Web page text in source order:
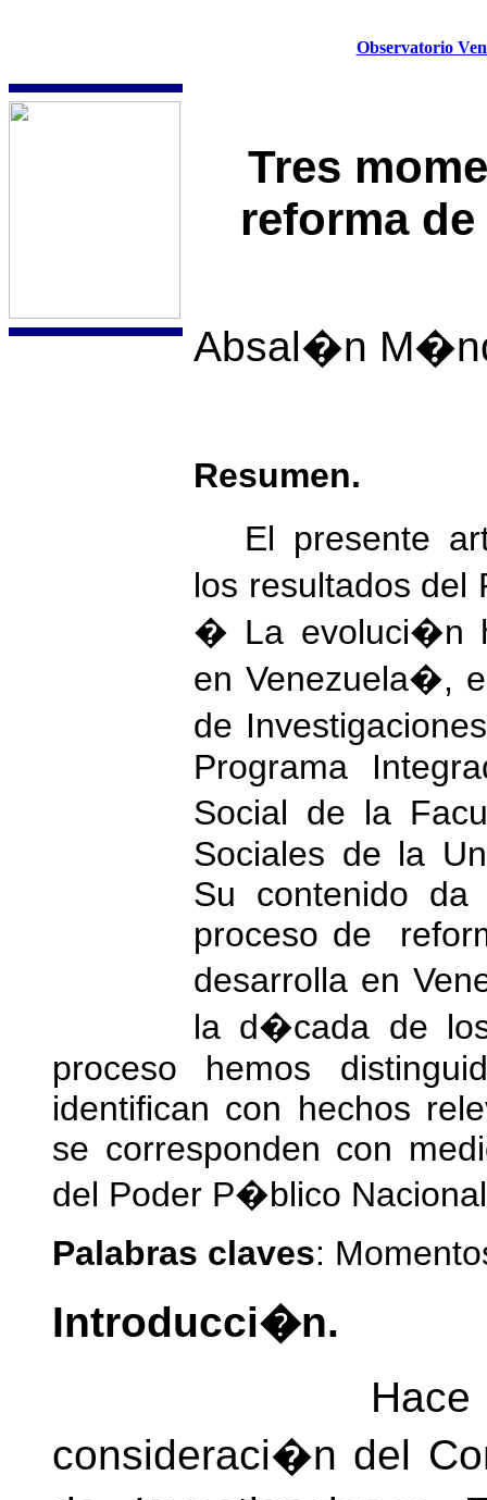
Observatorio
Tres
reforma
Absal�n
Resumen.
El presente
los resultados
� La evoluci�n
en Venezuela�,
de
Programa
Social de la
Sociales de la
Su contenido
proceso de
desarrolla en
la d�cada de
proceso hemos
identifican con hechos
se corresponden con
del Poder P�blico
Palabras claves:
Introducci�n.
Hace varios
consideraci�n del